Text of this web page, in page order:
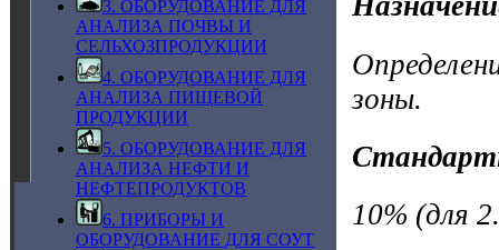
3. ОБОРУДОВАНИЕ ДЛЯ
АНАЛИЗА ПОЧВЫ И
СЕЛЬХОЗПРОДУКЦИИ
4. ОБОРУДОВАНИЕ ДЛЯ
АНАЛИЗА ПИЩЕВОЙ
ПРОДУКЦИИ
5. ОБОРУДОВАНИЕ ДЛЯ
АНАЛИЗА НЕФТИ И
НЕФТЕПРОДУКТОВ
6. ПРИБОРЫ И
ОБОРУДОВАНИЕ ДЛЯ СОУТ
зоны.
10% (для